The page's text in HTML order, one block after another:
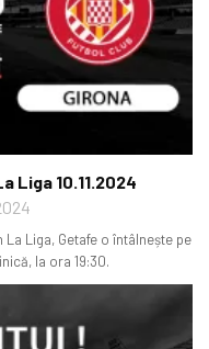
Liga 10.11.2024
La Liga, Getafe o întâlnește pe
la ora 19:30.